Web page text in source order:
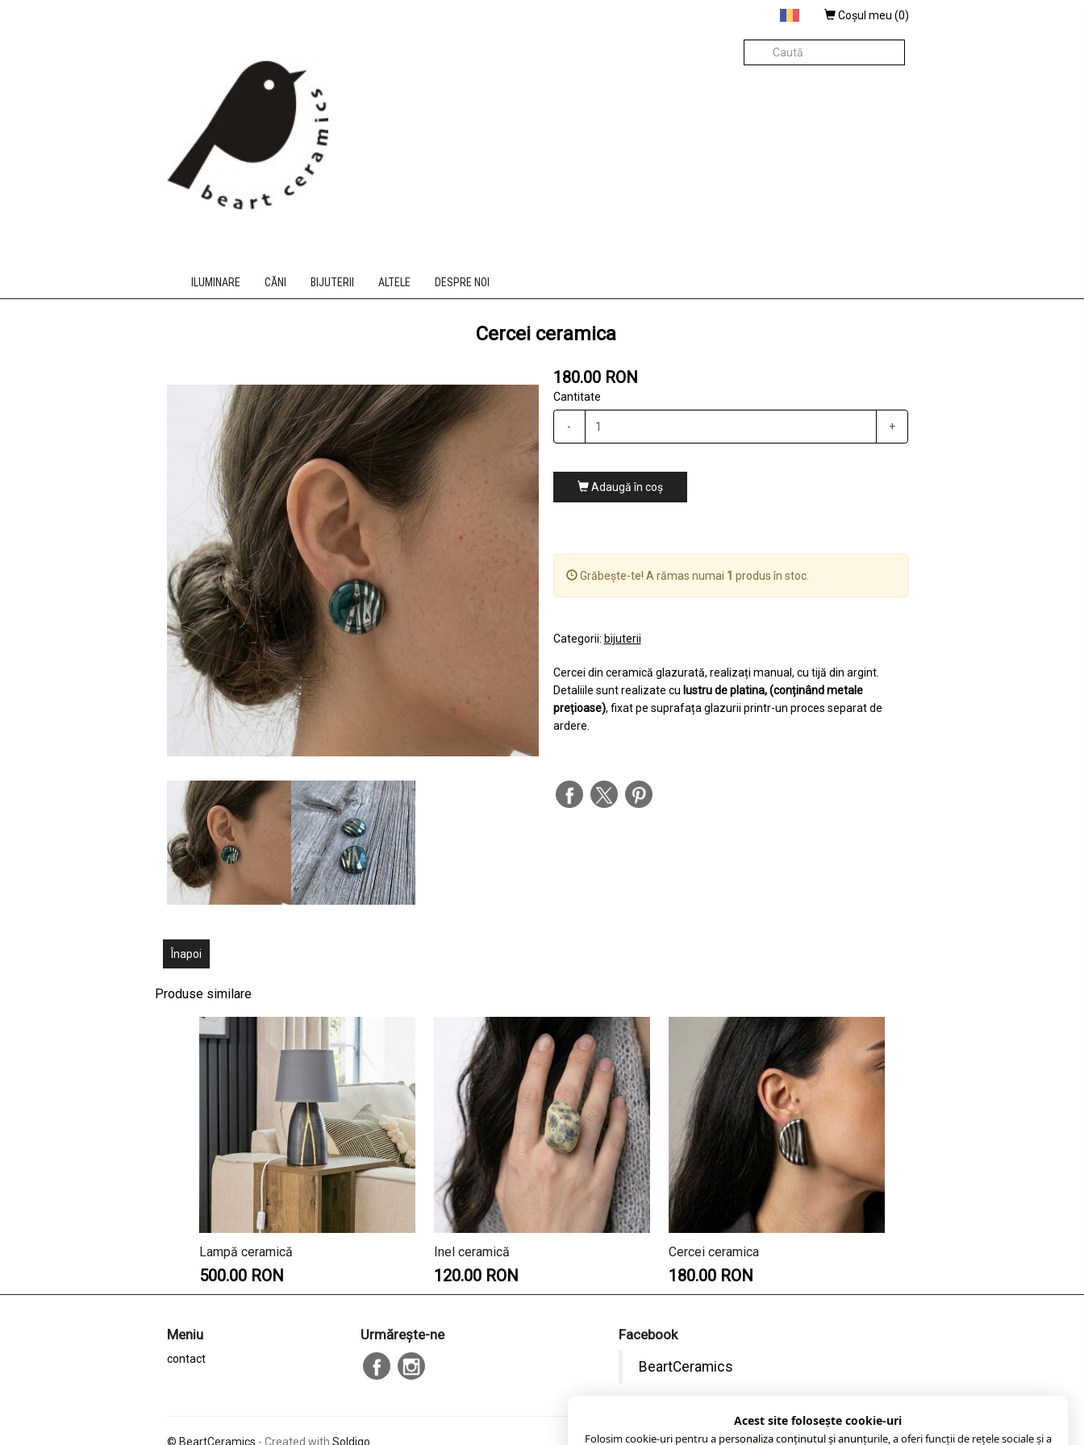
Coşul meu (0)
ILUMINARE CĂNI BIJUTERII ALTELE DESPRE NOI
Cercei ceramica
180.00 RON
Cantitate
- +
Adaugă în coş
Grăbește-te! A rămas numai 1 produs în stoc.
Categorii: bijuterii
Cercei din ceramică glazurată, realizați manual, cu tijă din argint.
Detaliile sunt realizate cu lustru de platina, (conținând metale
prețioase), fixat pe suprafața glazurii printr-un proces separat de
ardere.
Înapoi
Produse similare
Lampă ceramică
500.00 RON
Inel ceramică
120.00 RON
Cercei ceramica
180.00 RON
Meniu
contact
Urmăreşte-ne
Facebook
BeartCeramics
© BeartCeramics - Created with Soldigo
Acest site folosește cookie-uri
Folosim cookie-uri pentru a personaliza conținutul și anunțurile, a oferi funcții de rețele sociale și a